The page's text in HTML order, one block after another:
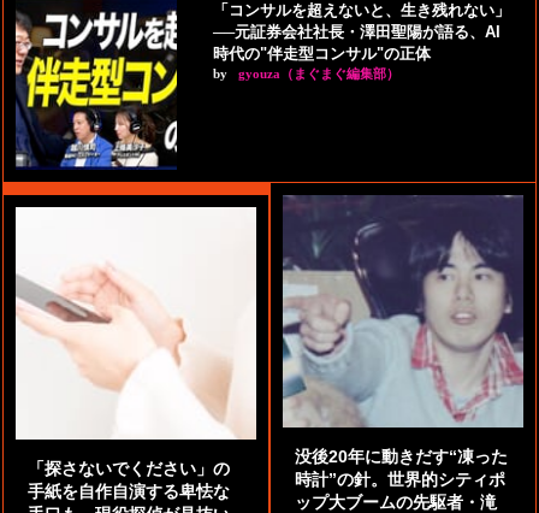
「コンサルを超えないと、生き残れない」
──元証券会社社長・澤田聖陽が語る、AI
時代の"伴走型コンサル"の正体
by gyouza（まぐまぐ編集部）
「探さないでください」の
手紙を自作自演する卑怯な
没後20年に動きだす“凍った
時計”の針。世界的シティポ
ップ大ブームの先駆者・滝